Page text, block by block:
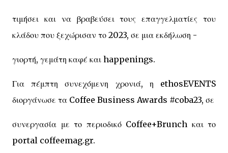
τιμήσει και να βραβεύσει τους επαγγελματίες του
κλάδου που ξεχώρισαν το 2023, σε μια εκδήλωση -
γιορτή, γεμάτη καφέ και happenings.
Για πέμπτη συνεχόμενη χρονιά, η ethosEVENTS
διοργάνωσε τα Coffee Business Awards #coba23, σε
συνεργασία με το περιοδικό Coffee+Brunch και το
portal coffeemag.gr.